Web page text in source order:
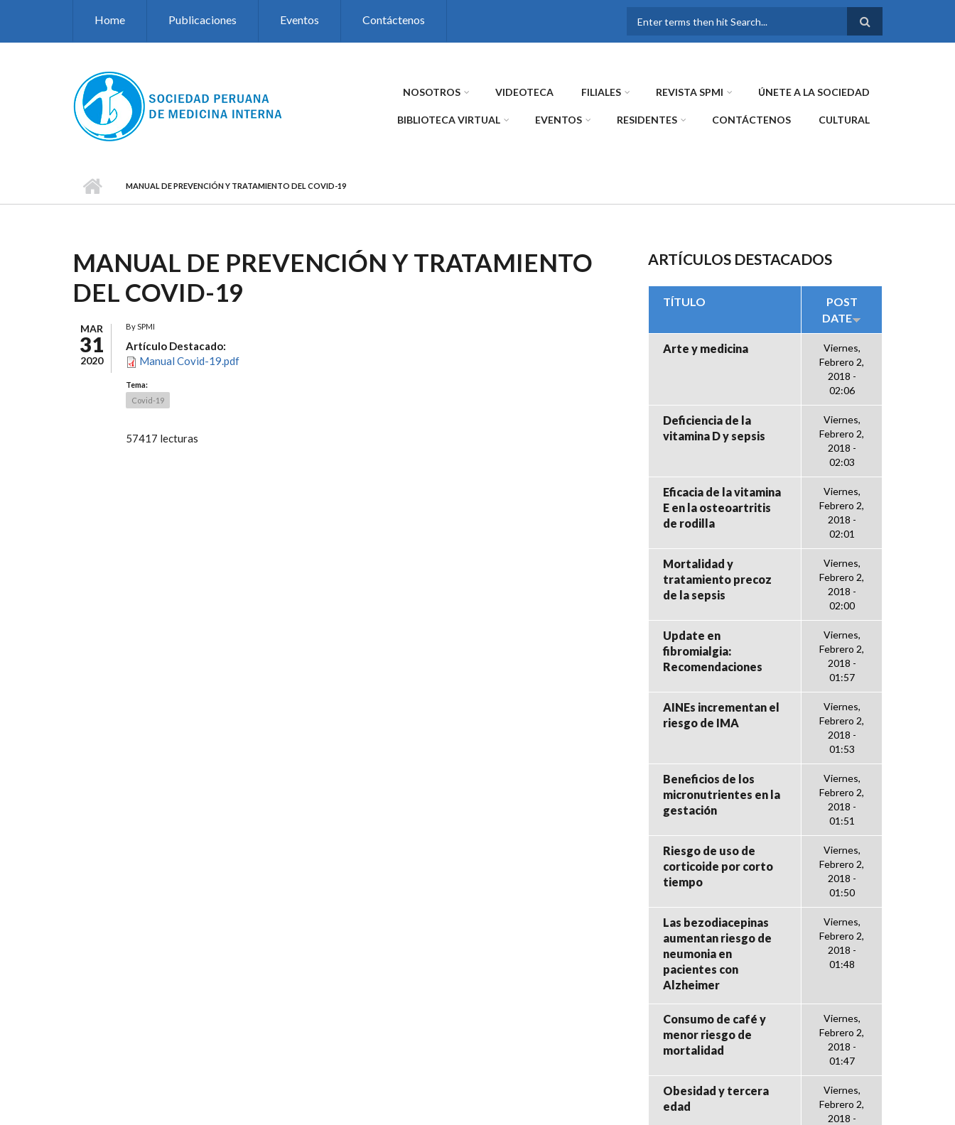
Home Publicaciones Eventos Contáctenos
FORMULARIO DE
NOSOTROS VIDEOTECA FILIALES REVISTA SPMI ÚNETE A LA SOCIEDAD
BIBLIOTECA VIRTUAL EVENTOS RESIDENTES CONTÁCTENOS CULTURAL
MANUAL DE PREVENCIÓN Y TRATAMIENTO DEL COVID-19
MANUAL DE PREVENCIÓN Y TRATAMIENTO
DEL COVID-19
MAR
31
2020
BySPMI
Artículo Destacado:
Manual Covid-19.pdf
Tema:
Covid-19
57417 lecturas
ARTÍCULOS DESTACADOS
TÍTULO
POST
DATE
Arte y medicina
Viernes,
Febrero 2,
2018 -
02:06
Deficiencia de la
vitamina D y sepsis
Viernes,
Febrero 2,
2018 -
02:03
Eficacia de la vitamina
E en la osteoartritis
de rodilla
Viernes,
Febrero 2,
2018 -
02:01
Mortalidad y
tratamiento precoz
de la sepsis
Viernes,
Febrero 2,
2018 -
02:00
Update en
fibromialgia:
Recomendaciones
Viernes,
Febrero 2,
2018 -
01:57
AINEs incrementan el
riesgo de IMA
Viernes,
Febrero 2,
2018 -
01:53
Beneficios de los
micronutrientes en la
gestación
Viernes,
Febrero 2,
2018 -
01:51
Riesgo de uso de
corticoide por corto
tiempo
Viernes,
Febrero 2,
2018 -
01:50
Las bezodiacepinas
aumentan riesgo de
neumonia en
pacientes con
Alzheimer
Viernes,
Febrero 2,
2018 -
01:48
Consumo de café y
menor riesgo de
mortalidad
Viernes,
Febrero 2,
2018 -
01:47
Obesidad y tercera
edad
Viernes,
Febrero 2,
2018 -